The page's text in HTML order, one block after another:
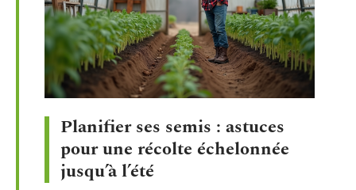
Planifier ses semis : astuces
pour une récolte échelonnée
jusqu’à l’été